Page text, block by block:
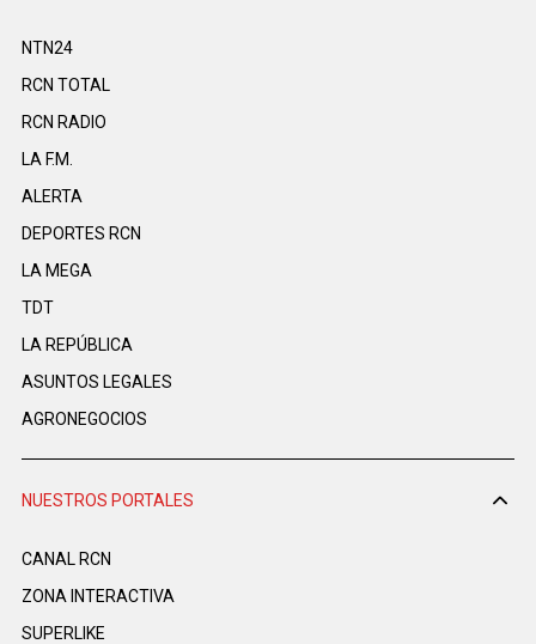
NTN24
RCN TOTAL
RCN RADIO
LA F.M.
ALERTA
DEPORTES RCN
LA MEGA
TDT
LA REPÚBLICA
ASUNTOS LEGALES
AGRONEGOCIOS
NUESTROS PORTALES
CANAL RCN
ZONA INTERACTIVA
SUPERLIKE